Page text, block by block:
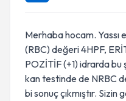
Merhaba hocam.
(RBC) değeri 4HPF,
POZİTİF (+1) idrarda bu
kan testinde de NRBC
bi sonuç çıkmıştır.